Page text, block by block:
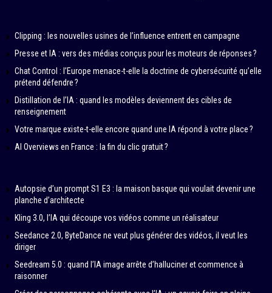
Clipping : les nouvelles usines de l’influence entrent en campagne
Presse et IA : vers des médias conçus pour les moteurs de réponses ?
Chat Control : l’Europe menace-t-elle la doctrine de cybersécurité qu’elle
prétend défendre ?
Distillation de l’IA : quand les modèles deviennent des cibles de
renseignement
Votre marque existe-t-elle encore quand une IA répond à votre place ?
AI Overviews en France : la fin du clic gratuit ?
Autopsie d’un prompt S1 E3 : la maison basque qui voulait devenir une
planche d’architecte
Kling 3.0, l’IA qui découpe vos vidéos comme un réalisateur
Seedance 2.0, ByteDance ne veut plus générer des vidéos, il veut les
diriger
Seedream 5.0 : quand l’IA image arrête d’halluciner et commence à
raisonner